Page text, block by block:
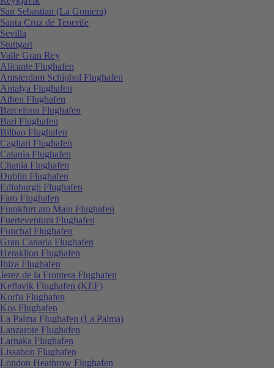
San Sebastian (La Gomera)
Santa Cruz de Tenerife
Sevilla
Stuttgart
Valle Gran Rey
Alicante Flughafen
Amsterdam Schiphol Flughafen
Antalya Flughafen
Athen Flughafen
Barcelona Flughafen
Bari Flughafen
Bilbao Flughafen
Cagliari Flughafen
Catania Flughafen
Chania Flughafen
Dublin Flughafen
Edinburgh Flughafen
Faro Flughafen
Frankfurt am Main Flughafen
Fuerteventura Flughafen
Funchal Flughafen
Gran Canaria Flughafen
Heraklion Flughafen
Ibiza Flughafen
Jerez de la Frontera Flughafen
Keflavik Flughafen (KEF)
Korfu Flughafen
Kos Flughafen
La Palma Flughafen (La Palma)
Lanzarote Flughafen
Larnaka Flughafen
Lissabon Flughafen
London Heathrow Flughafen